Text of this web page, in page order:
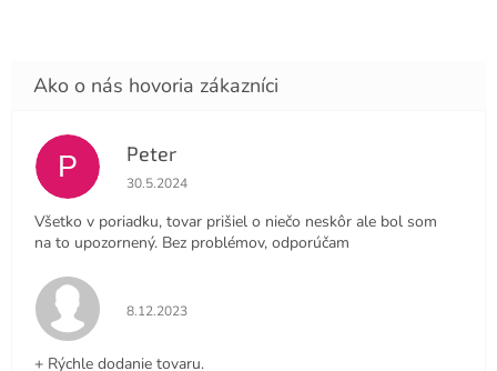
P Peter
Hodnotenie obchodu je 4 z 5 hviezdičiek.
30.5.2024
Všetko v poriadku, tovar prišiel o niečo neskôr ale bol som
na to upozornený. Bez problémov, odporúčam
Hodnotenie obchodu je 5 z 5 hviezdičiek.
8.12.2023
+ Rýchle dodanie tovaru.